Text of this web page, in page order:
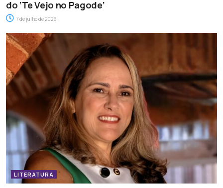
do ‘Te Vejo no Pagode’
7 de julho de 2026
LITERATURA